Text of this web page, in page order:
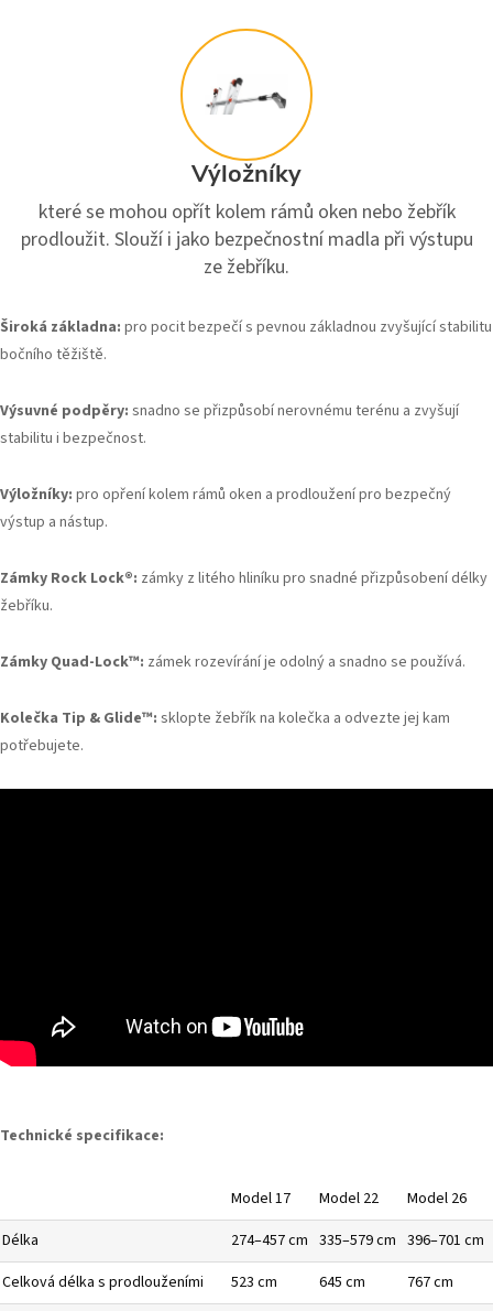
Výložníky
které se mohou opřít kolem rámů oken nebo žebřík
prodloužit. Slouží i jako bezpečnostní madla při výstupu
ze žebříku.
Široká základna: pro pocit bezpečí s pevnou základnou zvyšující stabilitu
bočního těžiště.
Výsuvné podpěry: snadno se přizpůsobí nerovnému terénu a zvyšují
stabilitu i bezpečnost.
Výložníky: pro opření kolem rámů oken a prodloužení pro bezpečný
výstup a nástup.
Zámky Rock Lock®: zámky z litého hliníku pro snadné přizpůsobení délky
žebříku.
Zámky Quad-Lock™: zámek rozevírání je odolný a snadno se používá.
Kolečka Tip & Glide™: sklopte žebřík na kolečka a odvezte jej kam
potřebujete.
Technické specifikace:
Model 17 Model 22
Model 26
Délka
274–457 cm 335–579 cm 396–701 cm
Celková délka s prodlouženími
523 cm 645 cm
767 cm